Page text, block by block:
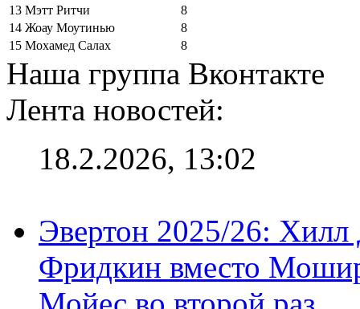
13 Мэтт Ритчи
8
14 Жоау Моутинью
8
15 Мохамед Салах 8
Наша группа Вконтакте
Лента новостей:
18.2.2026, 13:02
Эвертон 2025/26:
Фридкин вместо